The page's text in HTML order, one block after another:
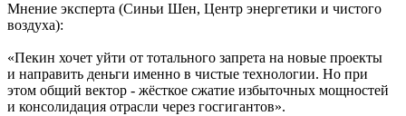
Мнение эксперта (Синьи Шен, Центр энергетики и чистого
воздуха):
«Пекин хочет уйти от тотального запрета на новые проекты
и направить деньги именно в чистые технологии. Но при
этом общий вектор - жёсткое сжатие избыточных мощностей
и консолидация отрасли через госгигантов».